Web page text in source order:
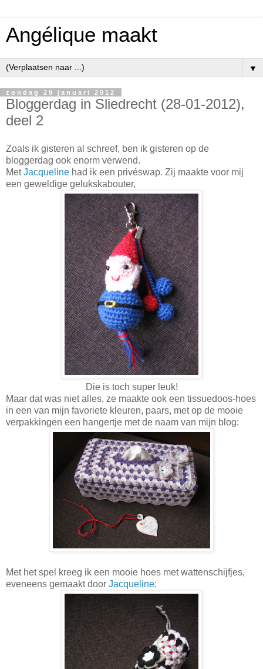
Angélique maakt
▼
zondag 29 januari 2012
Bloggerdag in Sliedrecht (28-01-2012),
deel 2
Zoals ik gisteren al schreef, ben ik gisteren op de
bloggerdag ook enorm verwend.
MetJacqueline had ik een privéswap. Zij maakte voor mij
een geweldige gelukskabouter,
Die is toch super leuk!
Maar dat was niet alles, ze maakte ook een tissuedoos-hoes
in een van mijn favoriete kleuren, paars, met op de mooie
verpakkingen een hangertje met de naam van mijn blog:
Met het spel kreeg ik een mooie hoes met wattenschijfjes,
eveneens gemaakt door Jacqueline: